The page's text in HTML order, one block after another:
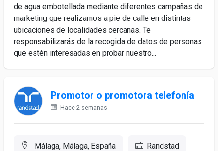
de agua embotellada mediante diferentes campañas de
marketing que realizamos a pie de calle en distintas
ubicaciones de localidades cercanas. Te
responsabilizarás de la recogida de datos de personas
que estén interesadas en probar nuestro...
Promotor o promotora telefonía
Hace 2 semanas
Málaga, Málaga, España Randstad